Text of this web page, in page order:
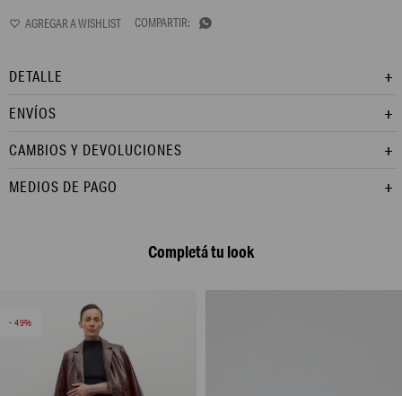

DETALLE
ENVÍOS
CAMBIOS Y DEVOLUCIONES
MEDIOS DE PAGO
Completá tu look
49